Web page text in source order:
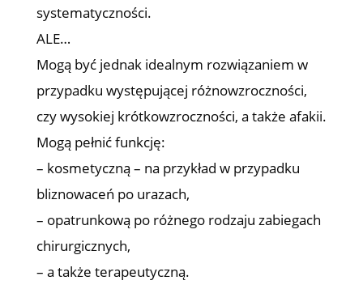
systematyczności.
ALE…
Mogą być jednak idealnym rozwiązaniem w
przypadku występującej różnowzroczności,
czy wysokiej krótkowzroczności, a także afakii.
Mogą pełnić funkcję:
– kosmetyczną – na przykład w przypadku
bliznowaceń po urazach,
– opatrunkową po różnego rodzaju zabiegach
chirurgicznych,
– a także terapeutyczną.